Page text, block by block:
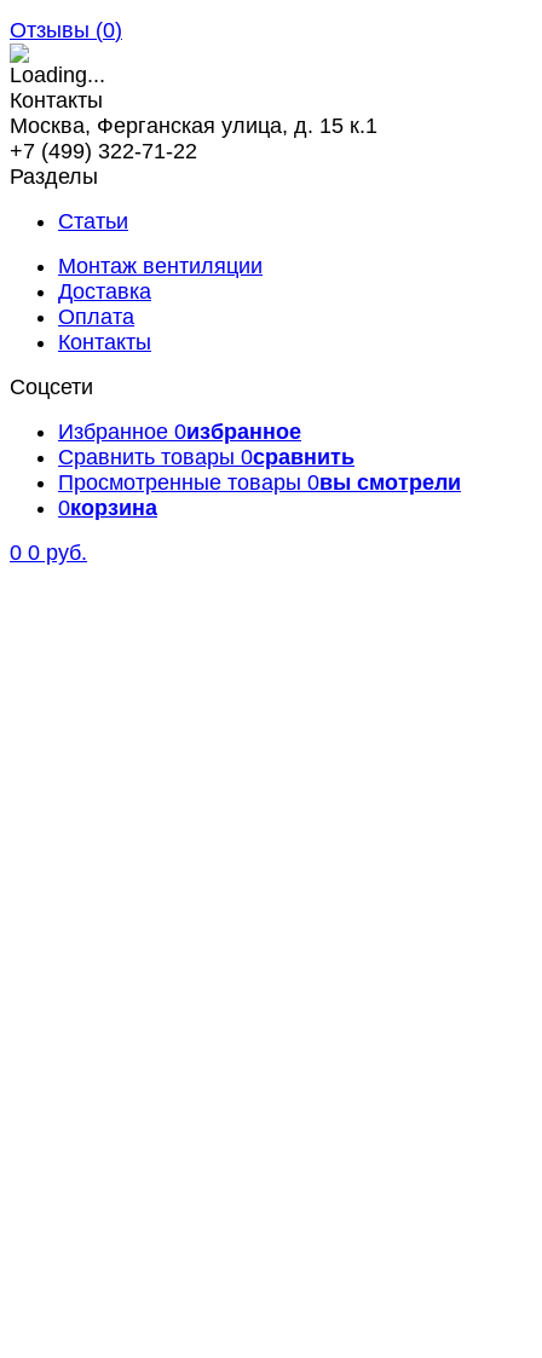
Отзывы (0)
Контакты
Москва, Ферганская улица, д. 15 к.1
+7 (499) 322-71-22
Разделы
Статьи
Монтаж вентиляции
Доставка
Оплата
Контакты
Соцсети
Избранное 0избранное
Сравнить товары 0сравнить
Просмотренные товары 0вы смотрели
0корзина
0 0 руб.